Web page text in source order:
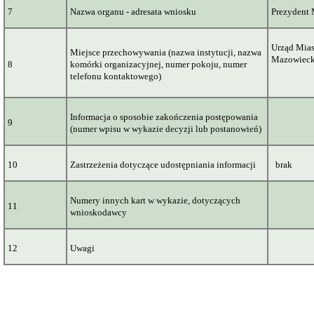
7 Nazwa organu - adresata wniosku Prezydent
8
Miejsce przechowywania (nazwa instytucji, nazwa
komórki organizacyjnej, numer pokoju, numer
telefonu kontaktowego)
Urząd
9
Informacja o sposobie zakończenia postępowania
(numer wpisu w wykazie decyzji lub postanowień)
10 Zastrzeżenia dotyczące udostępniania informacji brak
11
Numery innych kart w wykazie, dotyczących
wnioskodawcy
12 Uwagi